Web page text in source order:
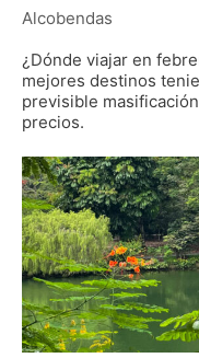
Alcobendas
¿Dónde viajar en
mejores destinos
previsible
precios.